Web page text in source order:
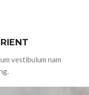
vestibulum nam